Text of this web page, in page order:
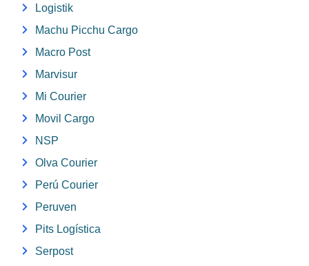
Logistik
Machu Picchu Cargo
Macro Post
Marvisur
Mi Courier
Movil Cargo
NSP
Olva Courier
Perú Courier
Peruven
Pits Logística
Serpost